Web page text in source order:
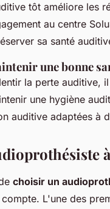
tôt améliore les
au centre
sa santé
une bonne
la perte auditive,
une hygiène
auditive adaptées à
choisir un
L'une des